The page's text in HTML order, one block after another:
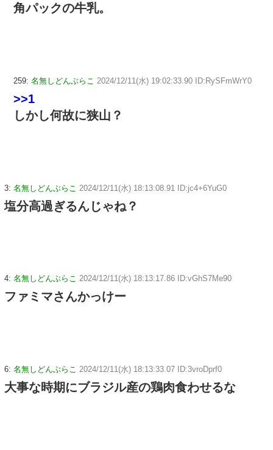
角パックの牛乳。
259: 名無しどんぶらこ 2024/12/11(水) 19:02:33.90 ID:RySFmWrY0
>>1
しかし何故に狭山？
3: 名無しどんぶらこ 2024/12/11(水) 18:13:08.91 ID:jc4+6YuG0
塩分高過ぎるんじゃね？
4: 名無しどんぶらこ 2024/12/11(水) 18:13:17.86 ID:vGhS7Me90
ファミマさんかっけー
6: 名無しどんぶらこ 2024/12/11(水) 18:13:33.07 ID:3vroDprf0
大事な時期にブラジル産の鶏肉食わせるな